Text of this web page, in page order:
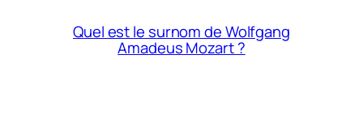
Quel est le surnom de Wolfgang
Amadeus Mozart ?